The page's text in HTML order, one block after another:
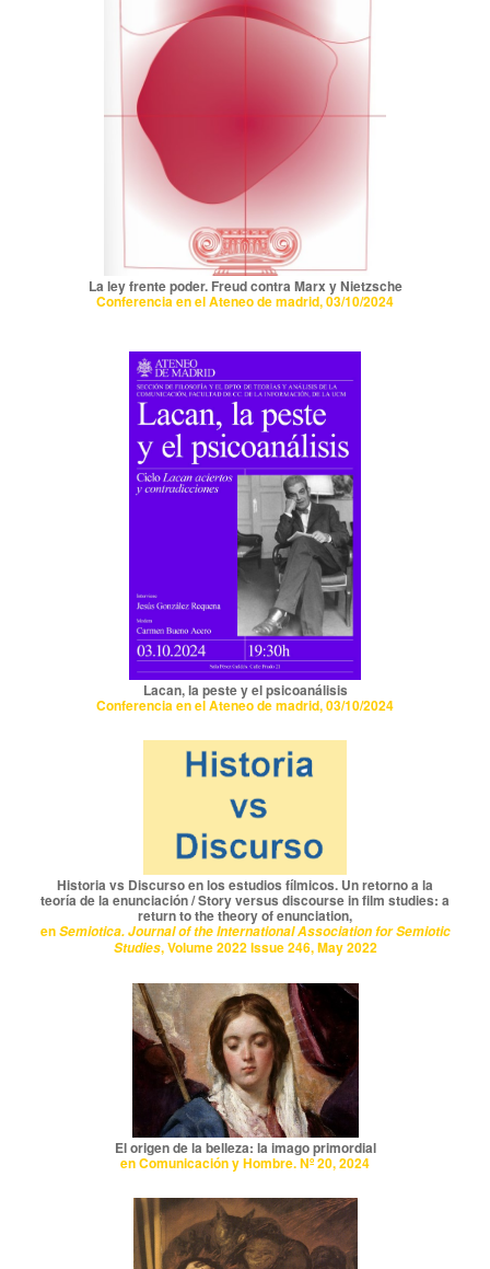
La ley frente poder. Freud contra Marx y Nietzsche
Conferencia en el Ateneo de madrid, 03/10/2024
Lacan, la peste y el psicoanálisis
Conferencia en el Ateneo de madrid, 03/10/2024
Historia vs Discurso en los estudios fílmicos. Un retorno a la
teoría de la enunciación / Story versus discourse in film studies: a
return to the theory of enunciation,
enSemiotica. Journal of the International Association for Semiotic
Studies, Volume 2022 Issue 246, May 2022
El origen de la belleza: la imago primordial
en Comunicación y Hombre. Nº 20, 2024